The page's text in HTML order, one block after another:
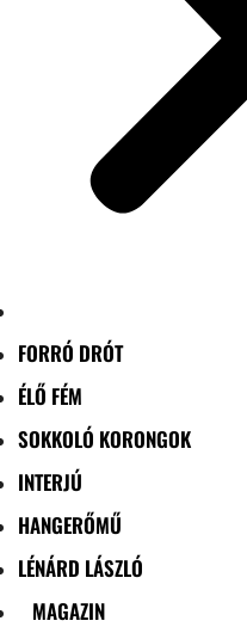
FORRÓ DRÓT
ÉLŐ FÉM
SOKKOLÓ KORONGOK
INTERJÚ
HANGERŐMŰ
LÉNÁRD LÁSZLÓ
MAGAZIN